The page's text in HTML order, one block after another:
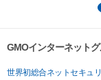
GMOインターネット
世界初総合ネットセキュ